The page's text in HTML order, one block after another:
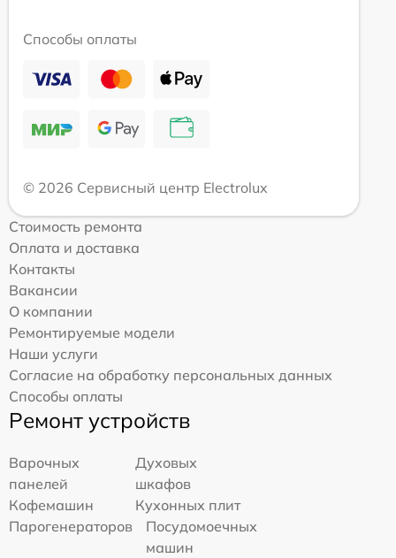
Способы оплаты
© 2026 Сервисный центр Electrolux
Стоимость ремонта
Оплата и доставка
Контакты
Вакансии
О компании
Ремонтируемые модели
Наши услуги
Согласие на обработку персональных данных
Способы оплаты
Ремонт устройств
Варочных
панелей
Духовых
шкафов
Кофемашин
Кухонных плит
Парогенераторов
Посудомоечных
машин